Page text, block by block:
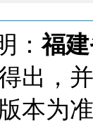
：福
出，
本为